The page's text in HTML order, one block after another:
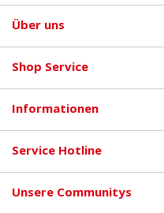
Über uns
Shop Service
Informationen
Service Hotline
Unsere Communitys